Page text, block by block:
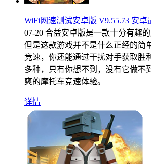
WiFi网速测试安卓版 V9.55.73 安卓
07-20 合益安卓版是一款十分有趣的
但是这款游戏并不是什么正经的简
竞速，你还能通过干扰对手获取胜
多种，只有你想不到，没有它做不
爽的摩托车竞速体验。
详情